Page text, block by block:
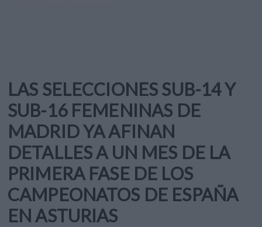
LAS SELECCIONES SUB-14 Y
SUB-16 FEMENINAS DE
MADRID YA AFINAN
DETALLES A UN MES DE LA
PRIMERA FASE DE LOS
CAMPEONATOS DE ESPAÑA
EN ASTURIAS